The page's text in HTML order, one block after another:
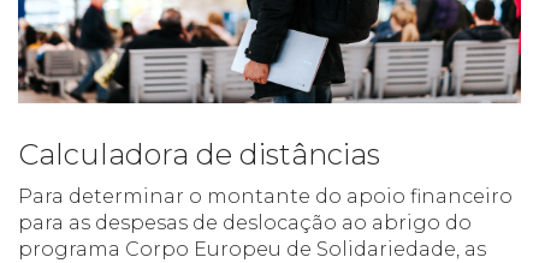
Calculadora de distâncias
Para determinar o montante do apoio financeiro
para as despesas de deslocação ao abrigo do
programa Corpo Europeu de Solidariedade, as